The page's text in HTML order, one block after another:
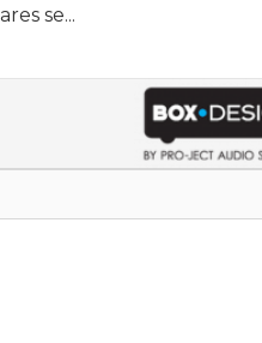
se...